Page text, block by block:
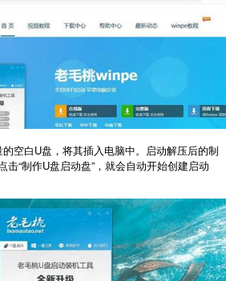
空白U盘，将其插入电脑中。启动解压后的制
击“制作U盘启动盘”，就会自动开始创建启动